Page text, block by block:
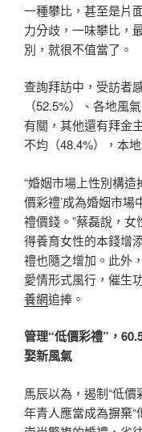
一種攀比，甚至是片
力分歧，一味攀比，
別，就很不值當了。
查詢拜訪中，受訪者
（52.5%）、各地風
有關，其他還有拜金
不均（48.4%），本
“婚姻市場上性別構造
價彩禮’成為婚姻市
禮價錢。”蔡磊說，
得養育女性的本錢增
禮也隨之增加。此外
愛情形式風行，催生
養網追捧。
管理“低價彩禮”，
娶新風氣
馬辰以為，遏制“低價
年青人應當成為摒棄“